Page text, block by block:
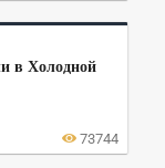
в Холодной
73744